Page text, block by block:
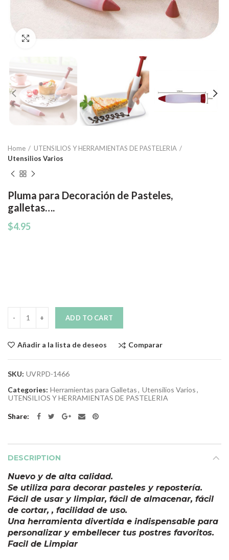
Click to enlarge
Home
UTENSILIOS Y HERRAMIENTAS DE PASTELERIA
Utensilios Varios
Pluma para Decoración de Pasteles,
galletas….
$4.95
ADD TO CART
Añadir a la lista de deseos Comparar
SKU: UVRPD-1466
Categories: Herramientas para Galletas, Utensilios Varios,
UTENSILIOS Y HERRAMIENTAS DE PASTELERIA
Share
DESCRIPTION
Nuevo y de alta calidad.
Se utiliza para decorar pasteles y repostería.
Fácil de usar y limpiar, fácil de almacenar, fácil
de cortar, , facilidad de uso.
Una herramienta divertida e indispensable para
personalizar y embellecer tus postres favoritos.
Facil de Limpiar